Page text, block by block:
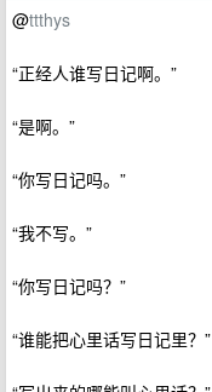
@ttthys
“正经人谁写日记啊。”
“是啊。”
“你写日记吗。”
“我不写。”
“你写日记吗？”
“谁能把心里话写日记里？”